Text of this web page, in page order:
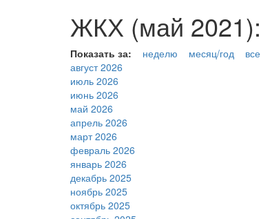
ЖКХ (май 2021):
Показать за: неделю месяц/год
все
август 2026
июль 2026
июнь 2026
май 2026
апрель 2026
март 2026
февраль 2026
январь 2026
декабрь 2025
ноябрь 2025
октябрь 2025